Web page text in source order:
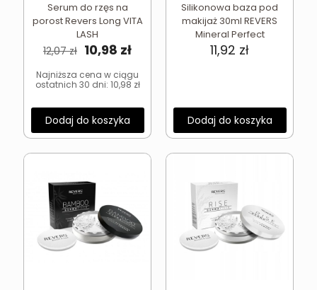
Serum do rzęs na
porost Revers Long VITA
LASH
12,07zł Pierwotna
wynosiła:
12,07 zł.
10,98 złAktualna
wynosi:
10,98 zł.
Najniższa cena w ciągu
ostatnich 30 dni: 10,98 zł
Dodaj do koszyka
Silikonowa baza pod
makijaż 30ml REVERS
Mineral Perfect
11,92 zł
Dodaj do koszyka